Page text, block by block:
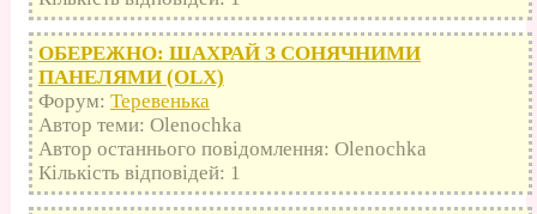
ОБЕРЕЖНО: ШАХРАЙ З СОНЯЧНИМИ
ПАНЕЛЯМИ (OLX)
Форум: Теревенька
Автор теми: Olenochka
Автор останнього повідомлення: Olenochka
Кількість відповідей: 1